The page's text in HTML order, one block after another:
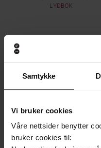
Samtykke
Vi bruker cookies
Våre nettsider benytter
bruker cookies til:
LYDBOK
Andre har også